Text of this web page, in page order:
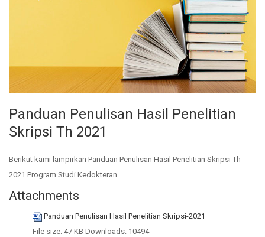
Panduan Penulisan Hasil Penelitian
Skripsi Th 2021
Berikut kami lampirkan Panduan Penulisan Hasil Penelitian Skripsi Th
2021 Program Studi Kedokteran
Attachments
Panduan Penulisan Hasil Penelitian Skripsi-2021
File size: 47 KB Downloads: 10494